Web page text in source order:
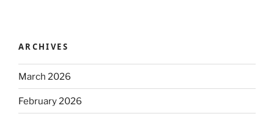
ARCHIVES
March 2026
February 2026